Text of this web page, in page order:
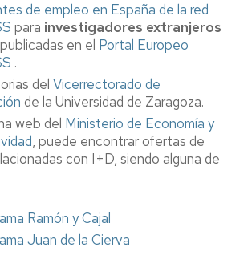
de empleo en España de la red
para investigadores extranjeros
en el Portal Europeo
.
del Vicerrectorado de
de la Universidad de Zaragoza.
web del Ministerio de Economía y
, puede encontrar ofertas de
con I+D, siendo alguna de
Ramón y Cajal
Juan de la Cierva